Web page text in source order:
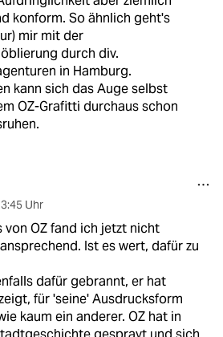
konform. So ähnlich geht's
mir mit der
durch div.
in Hamburg.
kann sich das Auge selbst
OZ-Grafitti durchaus schon
Uhr
von OZ fand ich jetzt nicht
Ist es wert, dafür zu
dafür gebrannt, er hat
für 'seine' Ausdrucksform
kaum ein anderer. OZ hat in